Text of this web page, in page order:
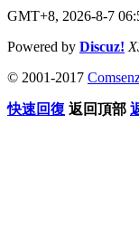
GMT+8, 2026-8-7
Powered by Discuz!
© 2001-2017
快速回復 返回頂部